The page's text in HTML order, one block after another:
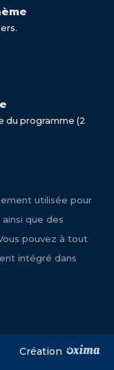
du programme (2
utilisée pour
que des
pouvez à tout
intégré dans
Création